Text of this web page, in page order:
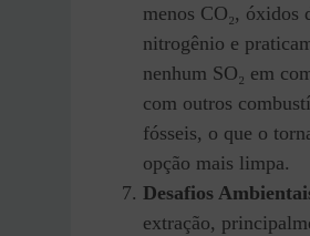
menos CO₂, óxidos
nitrogênio e
nenhum SO₂ em
com outros
fósseis, o que o
opção mais limpa.
Desafios
extração,